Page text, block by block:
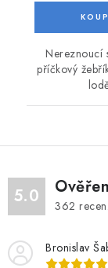
Nereznoucí
příčkový
5.0 362
Bronislav